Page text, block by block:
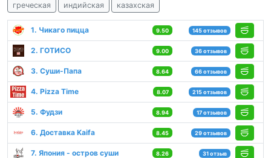
греческая
индийская казахская
1. Чикаго пицца 9.50 145 отзывов
2. ГОТИСО 9.00 36 отзывов
3. Суши-Папа 8.64 66 отзывов
4. Pizza Time 8.07 215 отзывов
5. Фудзи 8.94 17 отзывов
6. Доставка Kaifa 8.45 29 отзывов
7. Япония - остров суши 8.26 31 отзыв